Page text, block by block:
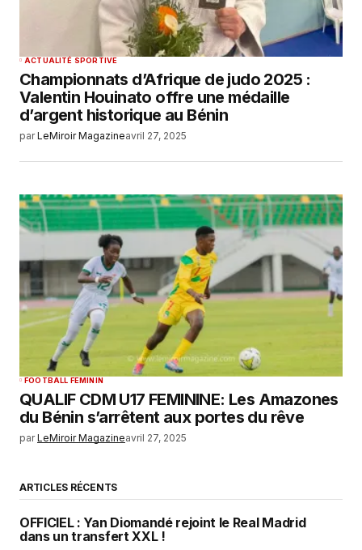
ACTUALITÉ SPORTIVE
Championnats d’Afrique de judo 2025 :
Valentin Houinato offre une médaille
d’argent historique au Bénin
par LeMiroir Magazineavril 27, 2025
FOOTBALL FEMININ
QUALIF CDM U17 FEMININE: Les Amazones
du Bénin s’arrêtent aux portes du rêve
par LeMiroir Magazineavril 27, 2025
ARTICLES RÉCENTS
OFFICIEL : Yan Diomandé rejoint le Real Madrid
dans un transfert XXL !